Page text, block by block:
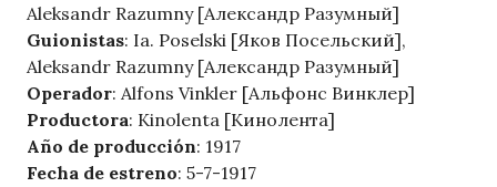
Aleksandr Razumny [Александр Разумный]
Guionistas: Ia. Poselski [Яков Посельский],
Aleksandr Razumny [Александр Разумный]
Operador: Alfons Vinkler [Альфонс Винклер]
Productora: Kinolenta [Кинолента]
Año de producción: 1917
Fecha de estreno: 5-7-1917